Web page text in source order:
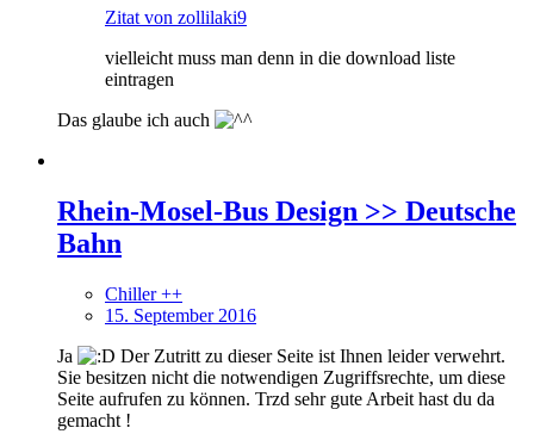
Zitat von zollilaki9
vielleicht muss man denn in die download liste
eintragen
Das glaube ich auch
Rhein-Mosel-Bus Design >> Deutsche
Bahn
Chiller ++
15. September 2016
Ja
Der Zutritt zu dieser Seite ist Ihnen leider verwehrt.
Sie besitzen nicht die notwendigen Zugriffsrechte, um diese
Seite aufrufen zu können. Trzd sehr gute Arbeit hast du da
gemacht !